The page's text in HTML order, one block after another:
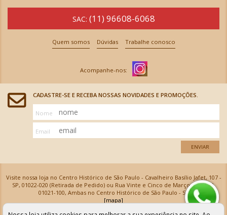
SAC: (11) 96608-6068
Quem somos Dúvidas Trabalhe conosco
CADASTRE-SE E RECEBA NOSSAS NOVIDADES E PROMOÇÕES.
Nome
Email
ENVIAR
Visite nossa loja no Centro Histórico de São Paulo - Cavalheiro Basílio Jafet, 107 -
SP, 01022-020 (Retirada de Pedido) ou Rua Vinte e Cinco de Março, 576 - SP,
01021-100, Ambas no Centro Histórico de São Paulo - SP
[mapa]
Armarinhos Santa Cecília Ltda | CNPJ: 61.069.639/0001-18